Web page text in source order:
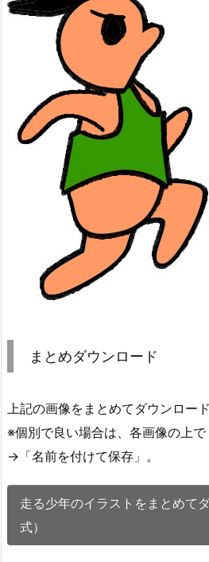
まとめダウンロード
上記の画像をまとめてダウンロード
※個別で良い場合は、各画像の上で
→「名前を付けて保存」。
走る少年のイラストをまとめて
式）